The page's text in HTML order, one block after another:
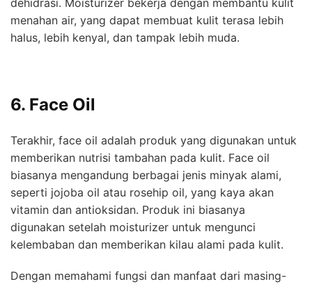
dehidrasi. Moisturizer bekerja dengan membantu kulit
menahan air, yang dapat membuat kulit terasa lebih
halus, lebih kenyal, dan tampak lebih muda.
6. Face Oil
Terakhir, face oil adalah produk yang digunakan untuk
memberikan nutrisi tambahan pada kulit. Face oil
biasanya mengandung berbagai jenis minyak alami,
seperti jojoba oil atau rosehip oil, yang kaya akan
vitamin dan antioksidan. Produk ini biasanya
digunakan setelah moisturizer untuk mengunci
kelembaban dan memberikan kilau alami pada kulit.
Dengan memahami fungsi dan manfaat dari masing-